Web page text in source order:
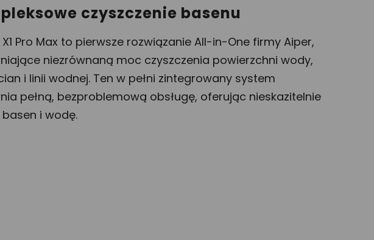
czyszczenie basenu
Pro Max to pierwsze rozwiązanie All-in-One firmy Aiper,
niezrównaną moc czyszczenia powierzchni wody,
i linii wodnej. Ten w pełni zintegrowany system
pełną, bezproblemową obsługę, oferując nieskazitelnie
i wodę.